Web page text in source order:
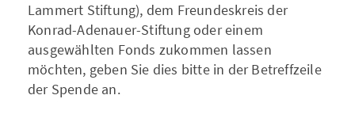
Lammert Stiftung), dem Freundeskreis der
Konrad-Adenauer-Stiftung oder einem
ausgewählten Fonds zukommen lassen
möchten, geben Sie dies bitte in der Betreffzeile
der Spende an.